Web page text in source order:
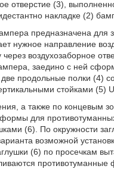
отверстие (3),
накладке (2)
предназначена для
нужное направление
воздухозаборное
заедино с ней
две продольные полки (4)
стойками (5)
а также по концевым
формы для
(6). По окружности
возможной
(6) по просечкам